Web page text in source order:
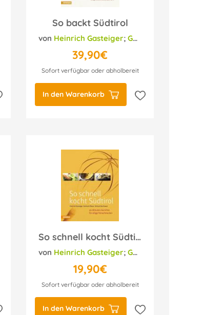
;Helmut Bachmann
So backt Südtirol
von Heinrich Gasteiger;Gerhard Wieser
39,90€
Sofort verfügbar oder abholbereit
In den Warenkorb
;Helmut Bachmann
So schnell kocht Südtirol
von Heinrich Gasteiger;Gerhard Wieser
19,90€
Sofort verfügbar oder abholbereit
In den Warenkorb